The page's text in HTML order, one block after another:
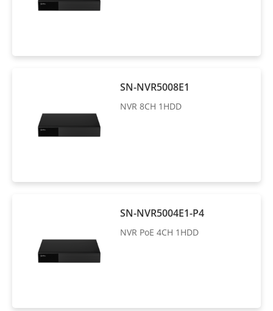
SN-NVR5008E1
NVR 8CH 1HDD
SN-NVR5004E1-P4
NVR PoE 4CH 1HDD